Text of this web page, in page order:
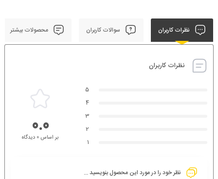
نظرات کاربران سوالات کاربران محصولات بیشتر
نظرات کاربران
5
4
3
2
1
0.0بر اساس 0 دیدگاه
نظر خود را در مورد این محصول بنویسید ...